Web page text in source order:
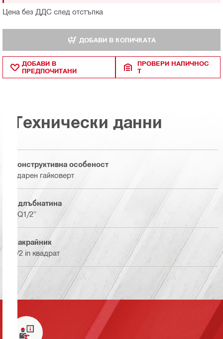
Цена без ДДС след отстъпка
ДОБАВИ В КОЛИЧКАТА
ДОБАВИ В
ПРЕДПОЧИТАНИ
ПРОВЕРИ НАЛИЧНОС
Т
Технически данни
Конструктивна особеност
Ударен гайковерт
Вдлъбнатина
SQ1/2"
Накрайник
1/2 in квадрат